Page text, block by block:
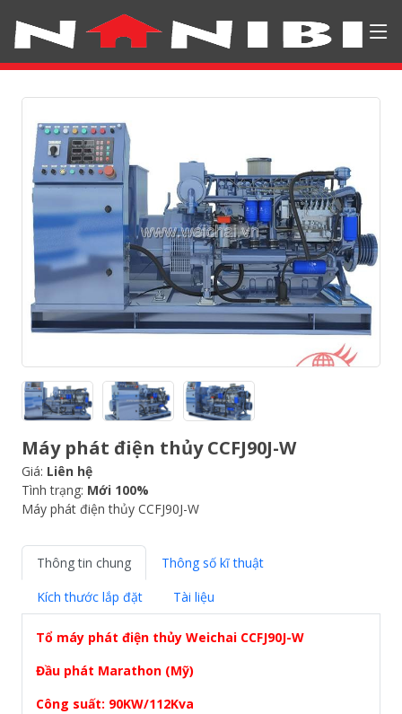
Máy phát điện thủy CCFJ90J-W
Giá: Liên hệ
Tình trạng: Mới 100%
Máy phát điện thủy CCFJ90J-W
Thông tin chung
Thông số kĩ thuật
Kích thước lắp đặt
Tài liệu
Tổ máy phát điện thủy Weichai CCFJ90J-W
Đầu phát Marathon (Mỹ)
Công suất: 90KW/112Kva